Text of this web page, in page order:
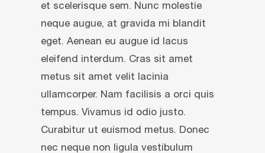
et scelerisque sem. Nunc molestie
neque augue, at gravida mi blandit
eget. Aenean eu augue id lacus
eleifend interdum. Cras sit amet
metus sit amet velit lacinia
ullamcorper. Nam facilisis a orci quis
tempus. Vivamus id odio justo.
Curabitur ut euismod metus. Donec
nec neque non ligula vestibulum